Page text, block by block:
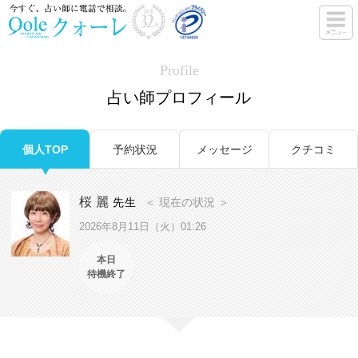
Profile
占い師プロフィール
個人TOP 予約状況 メッセージ クチコミ
桜 麗 先生 ＜ 現在の状況 ＞
2026年8月11日（火）01:26
本日
待機終了